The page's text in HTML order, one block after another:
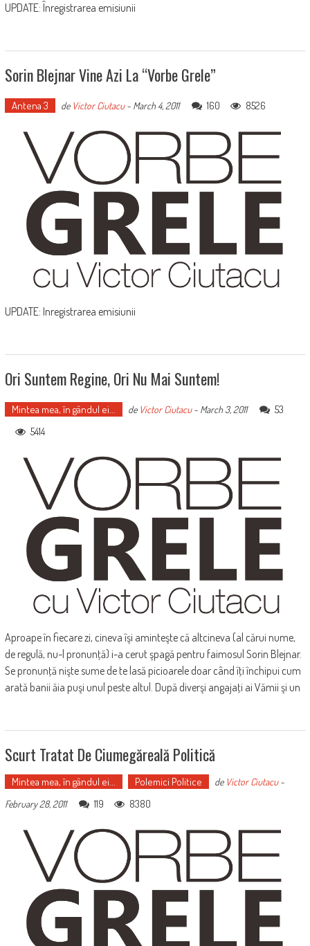
UPDATE: Înregistrarea emisiunii
Sorin Blejnar Vine Azi La “Vorbe Grele”
Antena 3 de Victor Ciutacu- March 4, 2011 160 8526
UPDATE: Inregistrarea emisiunii
Ori Suntem Regine, Ori Nu Mai Suntem!
Mintea mea, în gândul ei... de Victor Ciutacu- March 3, 2011
53
5414
Aproape în fiecare zi, cineva îşi aminteşte că altcineva (al cărui nume,
de regulă, nu-l pronunţă) i-a cerut şpagă pentru faimosul Sorin Blejnar.
Se pronunţă nişte sume de te lasă picioarele doar când îţi închipui cum
arată banii ăia puşi unul peste altul. După diverşi angajaţi ai Vămii şi un
Scurt Tratat De Ciumegăreală Politică
Mintea mea, în gândul ei... Polemici Politice de Victor Ciutacu-
February 28, 2011
119 8380